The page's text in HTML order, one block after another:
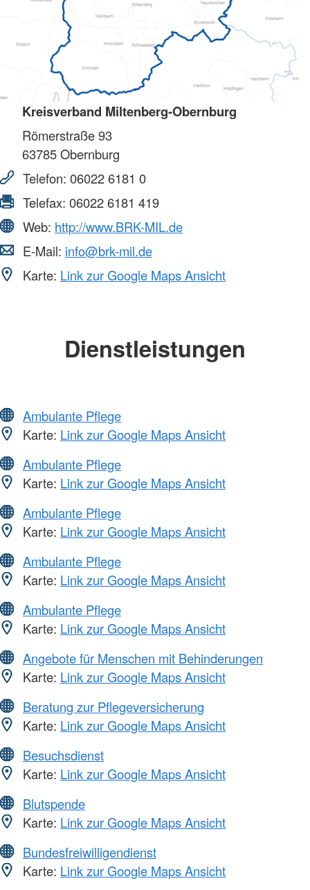
Kreisverband Miltenberg-Obernburg
Römerstraße 93
63785Obernburg
Telefon: 06022 6181 0
Telefax: 06022 6181 419
Web: http://www.BRK-MIL.de
E-Mail: info@brk-mil.de
Karte: Link zur Google Maps Ansicht
Dienstleistungen
Ambulante Pflege
Karte: Link zur Google Maps Ansicht
Ambulante Pflege
Karte: Link zur Google Maps Ansicht
Ambulante Pflege
Karte: Link zur Google Maps Ansicht
Ambulante Pflege
Karte: Link zur Google Maps Ansicht
Ambulante Pflege
Karte: Link zur Google Maps Ansicht
Angebote für Menschen mit Behinderungen
Karte: Link zur Google Maps Ansicht
Beratung zur Pflegeversicherung
Karte: Link zur Google Maps Ansicht
Besuchsdienst
Karte: Link zur Google Maps Ansicht
Blutspende
Karte: Link zur Google Maps Ansicht
Bundesfreiwilligendienst
Karte: Link zur Google Maps Ansicht